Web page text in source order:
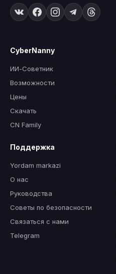
CyberNanny
ИИ-Советник
Возможности
Цены
Скачать
CN Family
Поддержка
Yordam markazi
О нас
Руководства
Советы по безопасности
Связаться с нами
Telegram